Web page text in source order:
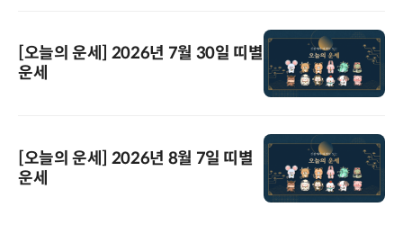
[오늘의 운세] 2026년 7월 30일 띠별
운세
[오늘의 운세] 2026년 8월 7일 띠별
운세